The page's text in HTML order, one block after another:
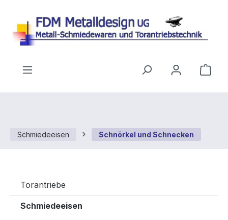
Schmiedeeisen Schnörkel und Schnecken
Torantriebe
Schmiedeeisen